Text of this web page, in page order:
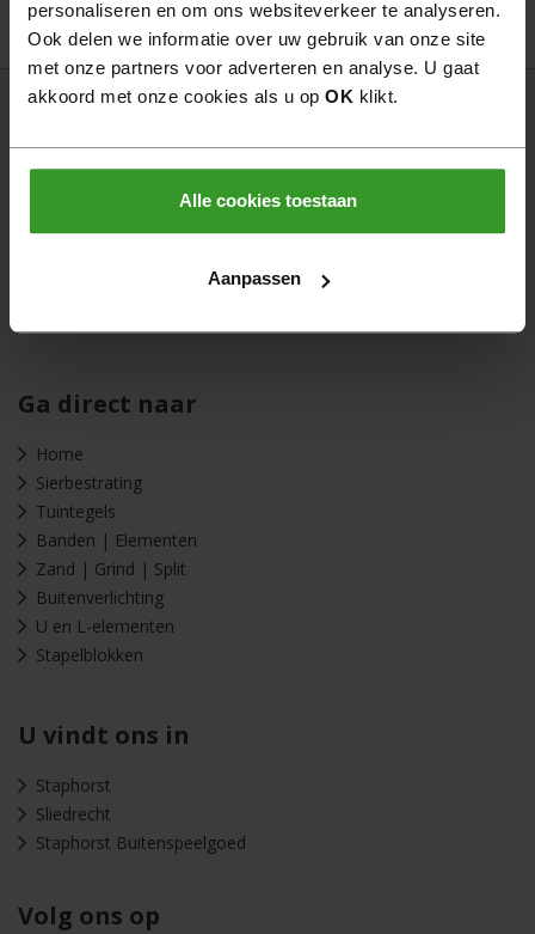
personaliseren en om ons websiteverkeer te analyseren.
Ook delen we informatie over uw gebruik van onze site
met onze partners voor adverteren en analyse. U gaat
akkoord met onze cookies als u op OK klikt.
Alle cookies toestaan
Aanpassen
onze leveranciers).
Klantenservice
Levertijd & verzendkosten
Ga direct naar
Home
Sierbestrating
Tuintegels
Banden | Elementen
Zand | Grind | Split
Buitenverlichting
U en L-elementen
Stapelblokken
U vindt ons in
Staphorst
Sliedrecht
Staphorst Buitenspeelgoed
Volg ons op